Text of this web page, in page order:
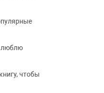
люблю
чтобы